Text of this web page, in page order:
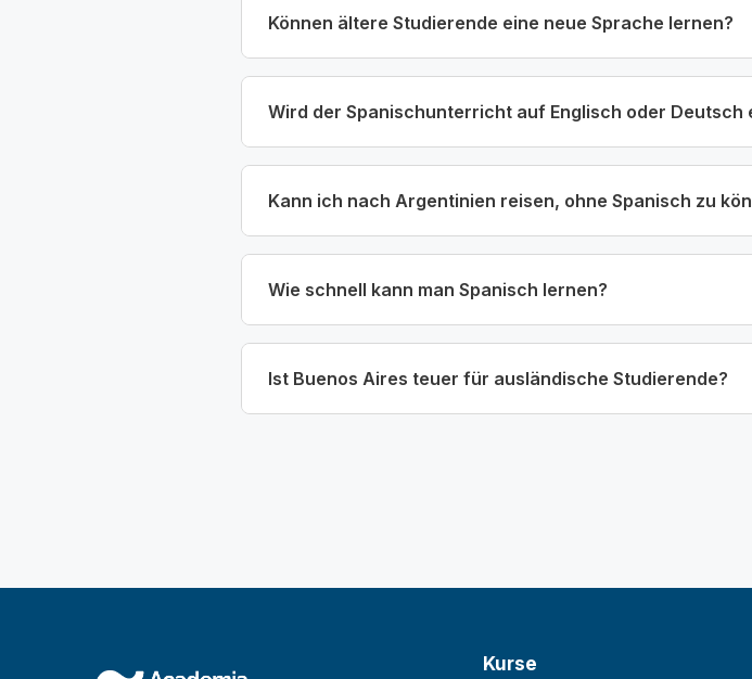
Können ältere Studierende eine neue Sprache lernen?
Wird der Spanischunterricht auf Englisch oder Deutsch
Kann ich nach Argentinien reisen, ohne Spanisch zu
Wie schnell kann man Spanisch lernen?
Ist Buenos Aires teuer für ausländische Studierende?
Kurse